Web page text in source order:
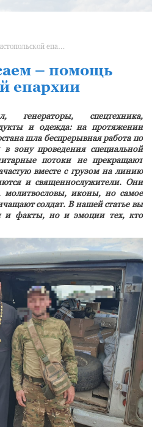
СВОих не бросаем – помощь Чистопольской епархии
– помощь
епархии
генераторы, спецтехника,
и одежда: на протяжении
шла беспрерывная работа по
зону проведения специальной
потоки не прекращают
вместе с грузом на линию
и священнослужители. Они
молитвословы, иконы, но самое
солдат. В нашей статье вы
и факты, но и эмоции тех, кто